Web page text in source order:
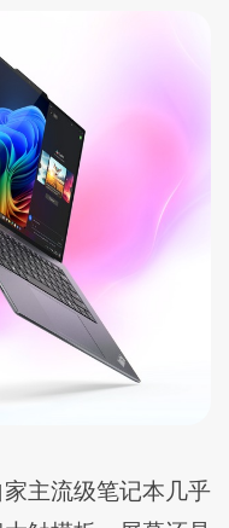
主流级笔记本几乎